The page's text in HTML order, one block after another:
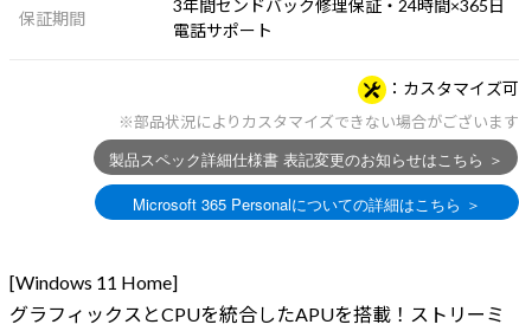
保証期間
3年間センドバック修理保証・24時間×365日
電話サポート
カスタマイズ可
※部品状況によりカスタマイズできない場合がございます
[Windows 11 Home]
グラフィックスとCPUを統合したAPUを搭載！ストリーミ